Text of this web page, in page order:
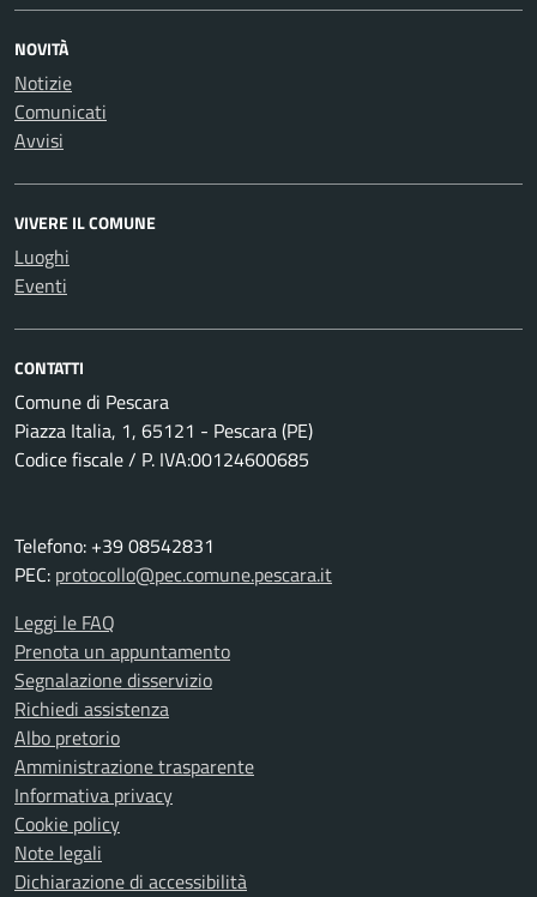
NOVITÀ
Notizie
Comunicati
Avvisi
VIVERE IL COMUNE
Luoghi
Eventi
CONTATTI
Comune di Pescara
Piazza Italia, 1, 65121 - Pescara (PE)
Codice fiscale / P. IVA:00124600685
Telefono: +39 08542831
PEC: protocollo@pec.comune.pescara.it
Leggi le FAQ
Prenota un appuntamento
Segnalazione disservizio
Richiedi assistenza
Albo pretorio
Amministrazione trasparente
Informativa privacy
Cookie policy
Note legali
Dichiarazione di accessibilità